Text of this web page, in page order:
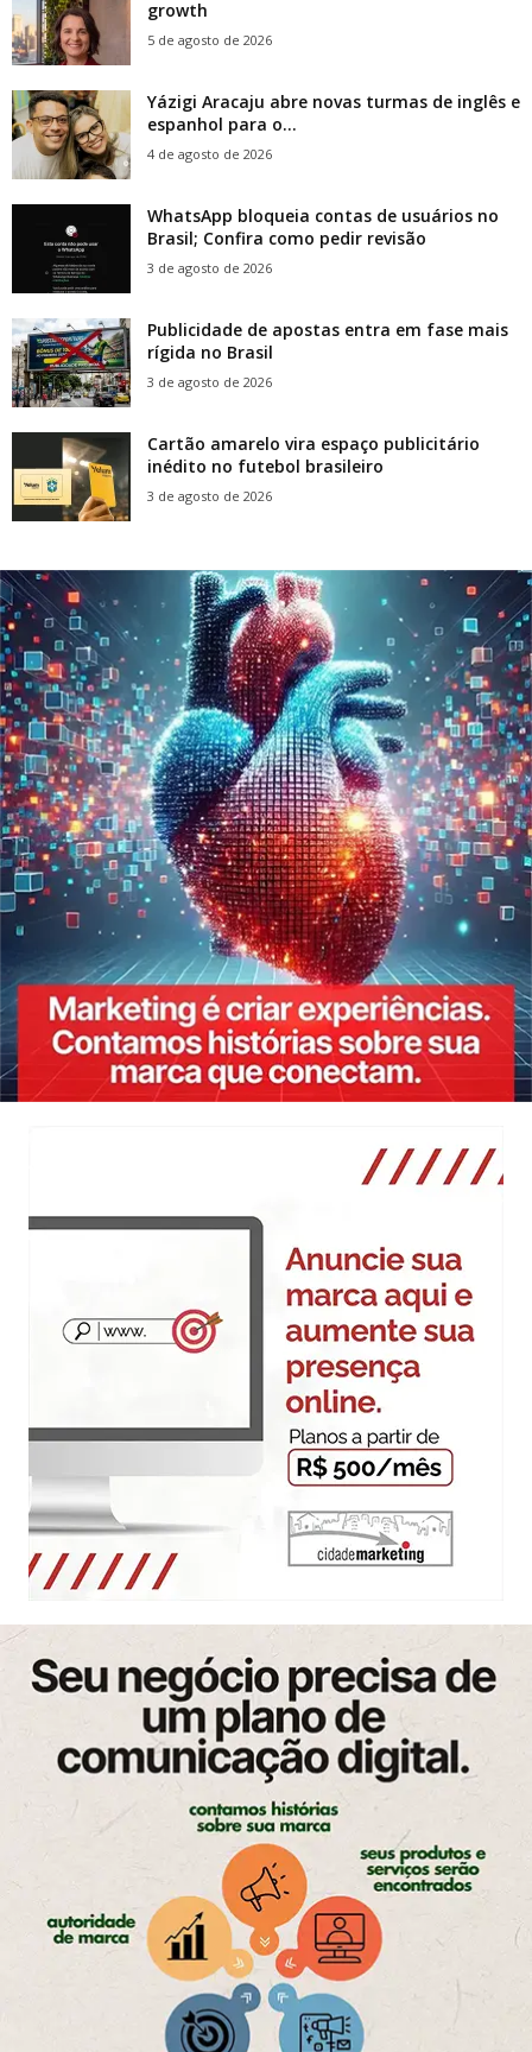
growth
5 de agosto de 2026
Yázigi Aracaju abre novas turmas de inglês e
espanhol para o...
4 de agosto de 2026
WhatsApp bloqueia contas de usuários no
Brasil; Confira como pedir revisão
3 de agosto de 2026
Publicidade de apostas entra em fase mais
rígida no Brasil
3 de agosto de 2026
Cartão amarelo vira espaço publicitário
inédito no futebol brasileiro
3 de agosto de 2026